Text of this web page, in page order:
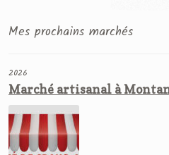
Mes prochains marchés
2026
Marché artisanal à